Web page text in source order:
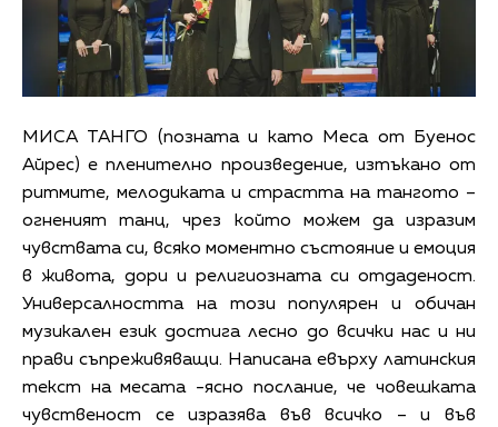
МИСА ТАНГО (позната и като Меса от Буенос
Айрес) е пленително произведение, изтъкано от
ритмите, мелодиката и страстта на тангото –
огненият танц, чрез който можем да изразим
чувствата си, всяко моментно състояние и емоция
в живота, дори и религиозната си отдаденост.
Универсалността на този популярен и обичан
музикален език достига лесно до всички нас и ни
прави съпреживяващи. Написана евърху латинския
текст на месата -ясно послание, че човешката
чувственост се изразява във всичко – и във